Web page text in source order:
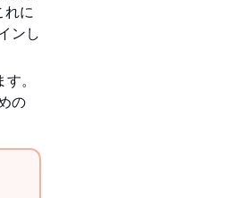
れに
ンし
。
の